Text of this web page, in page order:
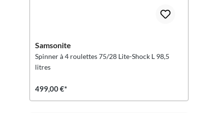
Samsonite
Spinner à 4 roulettes 75/28 Lite-Shock L 98,5
litres
499,00 €*